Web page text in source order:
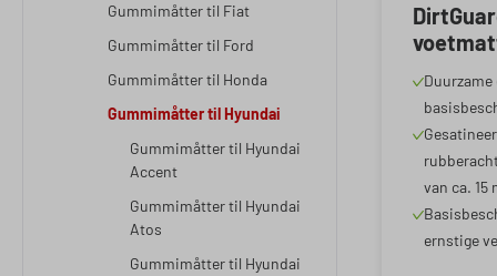
Gummimåtter til Fiat
Gummimåtter til Ford
Gummimåtter til Honda
Gummimåtter til Hyundai
Gummimåtter til Hyundai
Accent
Gummimåtter til Hyundai
Atos
Gummimåtter til Hyundai
2017-
2016-
2018-
van ca. 15
ernstige